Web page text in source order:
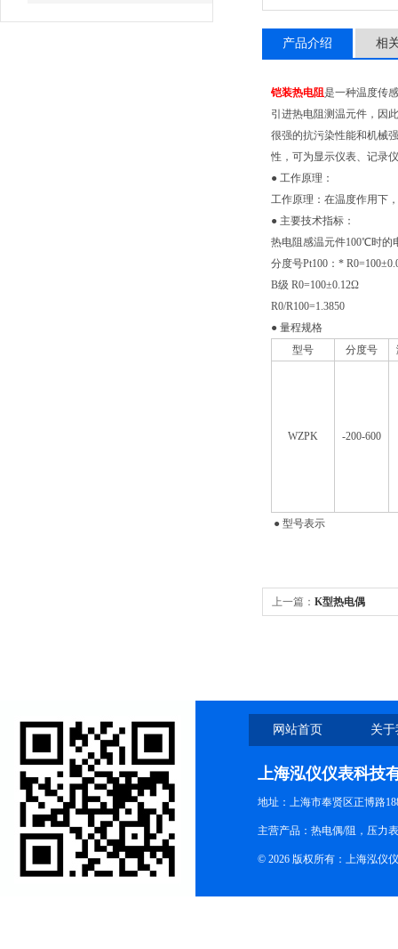
产品介绍 相
铠装热电阻是一种温度传
引进热电阻测温元件，因
很强的抗污染性能和机械
性，可为显示仪表、记录
● 工作原理：
工作原理：在温度作用下
● 主要技术指标：
热电阻感温元件100℃时的
分度号Pt100：*
B级 R0=100±0.12Ω
R0/R100=1.3850
● 量程规格
型号
分度号
WZPK -200-600
● 型号表示
上一篇： K型热电偶
网站首页 关
上海泓仪仪表科技
地址：上海市奉贤区正博路
主营产品：热电偶/阻，压力
© 2026 版权所有：上海泓仪